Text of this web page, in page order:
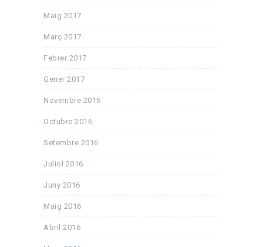
Maig 2017
Març 2017
Febrer 2017
Gener 2017
Novembre 2016
Octubre 2016
Setembre 2016
Juliol 2016
Juny 2016
Maig 2016
Abril 2016